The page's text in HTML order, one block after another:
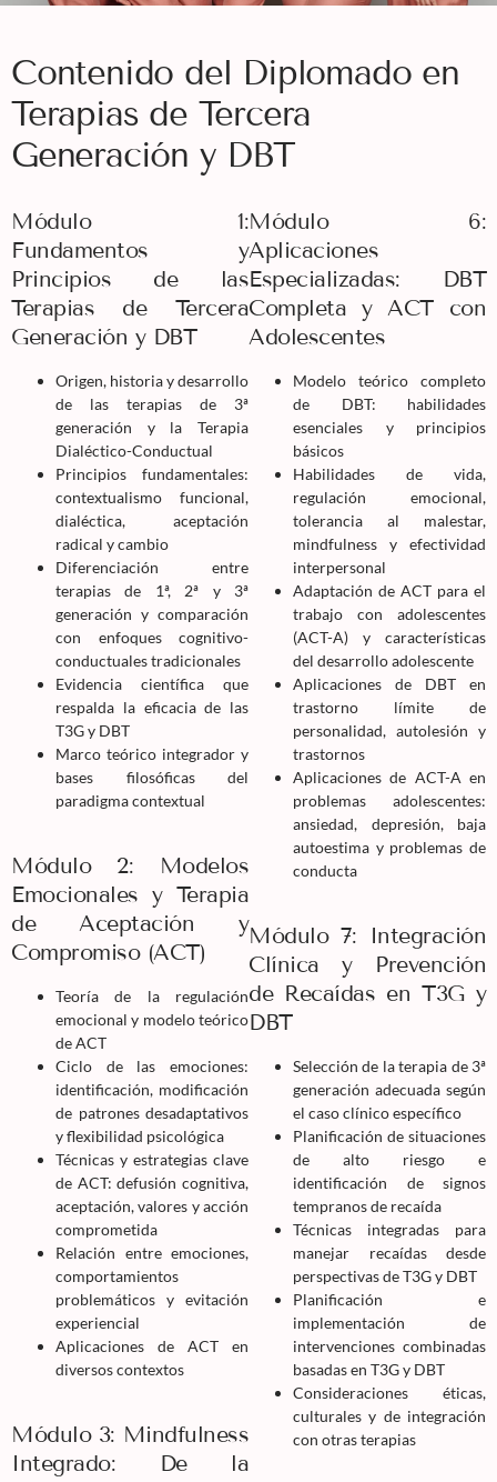
Contenido del Diplomado en
Terapias de Tercera
Generación y DBT
Módulo 1:
Fundamentos y
Principios de las
Terapias de Tercera
Generación y DBT
Origen, historia y desarrollo
de las terapias de 3ª
generación y la Terapia
Dialéctico-Conductual
Principios fundamentales:
contextualismo funcional,
dialéctica, aceptación
radical y cambio
Diferenciación entre
terapias de 1ª, 2ª y 3ª
generación y comparación
con enfoques cognitivo-
conductuales tradicionales
Evidencia científica que
respalda la eficacia de las
T3G y DBT
Marco teórico integrador y
bases filosóficas del
paradigma contextual
Módulo 2: Modelos
Emocionales y Terapia
de Aceptación y
Compromiso (ACT)
Teoría de la regulación
emocional y modelo teórico
de ACT
Ciclo de las emociones:
identificación, modificación
de patrones desadaptativos
y flexibilidad psicológica
Técnicas y estrategias clave
de ACT: defusión cognitiva,
aceptación, valores y acción
comprometida
Relación entre emociones,
comportamientos
problemáticos y evitación
experiencial
Aplicaciones de ACT en
diversos contextos
Módulo 3: Mindfulness
Integrado: De la
Módulo 6:
Aplicaciones
Especializadas: DBT
Completa y ACT con
Adolescentes
Modelo teórico completo
de DBT: habilidades
esenciales y principios
básicos
Habilidades de vida,
regulación emocional,
tolerancia al malestar,
mindfulness y efectividad
interpersonal
Adaptación de ACT para el
trabajo con adolescentes
(ACT-A) y características
del desarrollo adolescente
Aplicaciones de DBT en
trastorno límite de
personalidad, autolesión y
trastornos
Aplicaciones de ACT-A en
problemas adolescentes:
ansiedad, depresión, baja
autoestima y problemas de
conducta
Módulo 7: Integración
Clínica y Prevención
de Recaídas en T3G y
DBT
Selección de la terapia de 3ª
generación adecuada según
el caso clínico específico
Planificación de situaciones
de alto riesgo e
identificación de signos
tempranos de recaída
Técnicas integradas para
manejar recaídas desde
perspectivas de T3G y DBT
Planificación e
implementación de
intervenciones combinadas
basadas en T3G y DBT
Consideraciones éticas,
culturales y de integración
con otras terapias